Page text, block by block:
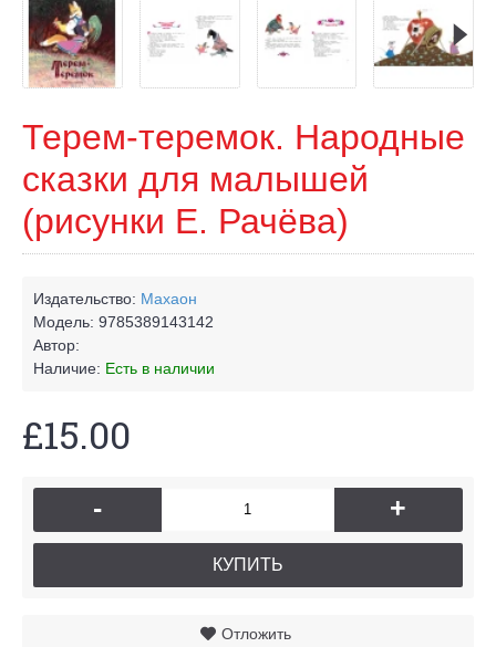
Терем-теремок. Народные
сказки для малышей
(рисунки Е. Рачёва)
Издательство: Махаон
Модель: 9785389143142
Автор:
Наличие: Есть в наличии
£15.00
- +
КУПИТЬ
Отложить